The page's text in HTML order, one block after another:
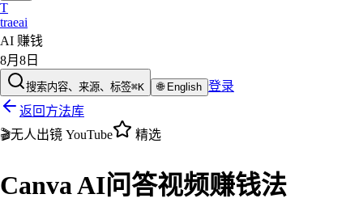
T
traeai
AI 赚钱
8月8日
搜索内容、来源、标签⌘K 🌐 English 登录
返回方法库
🎬无人出镜 YouTube 精选
Canva AI问答视频赚钱法